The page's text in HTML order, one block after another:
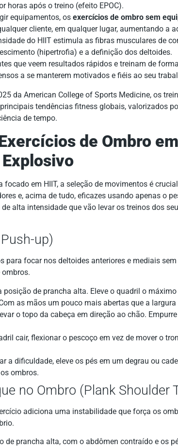
horas após o treino (efeito EPOC).
equipamentos, os exercícios de ombro sem
cliente, em qualquer lugar, aumentando a
do HIIT estimula as fibras musculares de
(hipertrofia) e a definição dos deltoides.
que veem resultados rápidos e treinam de
a se manterem motivados e fiéis ao seu
da American College of Sports Medicine, os
tendências fitness globais, valorizados
de tempo.
de Ombro
focado em HIIT, a seleção de movimentos é
e, acima de tudo, eficazes usando apenas o
alta intensidade que vão levar os treinos dos
up)
para focar nos deltoides anteriores e mediais
posição de prancha alta. Eleve o quadril o
as mãos um pouco mais abertas que a
o topo da cabeça em direção ao chão.
cair, flexionar o pescoço em vez de mover o
a dificuldade, eleve os pés em um degrau ou
ombros.
no Ombro (Plank Shoulder
adiciona uma instabilidade que força os
de prancha alta, com o abdômen contraído e os